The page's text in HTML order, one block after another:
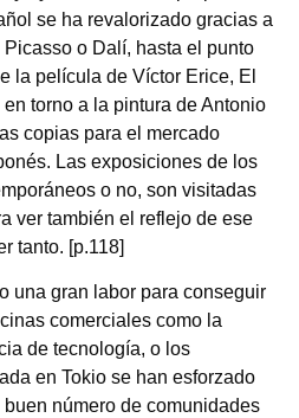
se ha revalorizado gracias a
o Dalí, hasta el punto
la película de Víctor Erice, El
torno a la pintura de Antonio
copias para el mercado
Las exposiciones de los
o no, son visitadas
ver también el reflejo de ese
tanto. [p.118]
una gran labor para conseguir
comerciales como la
de tecnología, o los
en Tokio se han esforzado
número de comunidades